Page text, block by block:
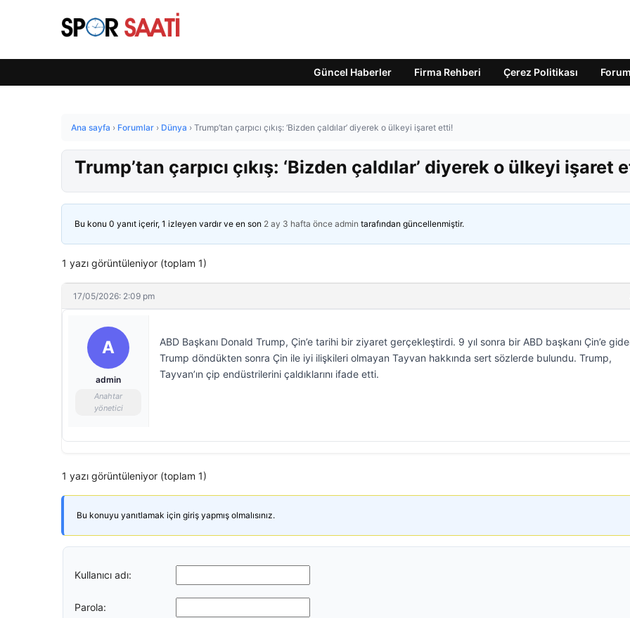
Güncel Haberler Firma Rehberi Çerez Politikası Forum
Ana sayfa › Forumlar › Dünya › Trump’tan çarpıcı çıkış: ‘Bizden çaldılar’ diyerek o ülkeyi işaret etti!
Trump’tan çarpıcı çıkış: ‘Bizden çaldılar’ diyerek o ülkeyi işaret
Bu konu 0 yanıt içerir, 1 izleyen vardır ve en son 2 ay 3 hafta önce admin tarafından güncellenmiştir.
1 yazı görüntüleniyor (toplam 1)
17/05/2026: 2:09 pm
A
admin
Anahtar
yönetici
ABD Başkanı Donald Trump, Çin’e tarihi bir ziyaret gerçekleştirdi. 9 yıl sonra bir ABD başkanı Çin’e
Trump döndükten sonra Çin ile iyi ilişkileri olmayan Tayvan hakkında sert sözlerde bulundu. Trump,
Tayvan’ın çip endüstrilerini çaldıklarını ifade etti.
1 yazı görüntüleniyor (toplam 1)
Bu konuyu yanıtlamak için giriş yapmış olmalısınız.
Kullanıcı adı:
Parola: